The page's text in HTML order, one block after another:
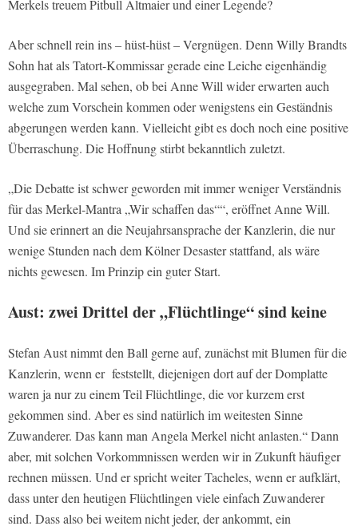
Merkels treuem Pitbull Altmaier und einer Legende?
Aber schnell rein ins – hüst-hüst – Vergnügen. Denn Willy Brandts
Sohn hat als Tatort-Kommissar gerade eine Leiche eigenhändig
ausgegraben. Mal sehen, ob bei Anne Will wider erwarten auch
welche zum Vorschein kommen oder wenigstens ein Geständnis
abgerungen werden kann. Vielleicht gibt es doch noch eine positive
Überraschung. Die Hoffnung stirbt bekanntlich zuletzt.
„Die Debatte ist schwer geworden mit immer weniger Verständnis
für das Merkel-Mantra „Wir schaffen das““, eröffnet Anne Will.
Und sie erinnert an die Neujahrsansprache der Kanzlerin, die nur
wenige Stunden nach dem Kölner Desaster stattfand, als wäre
nichts gewesen. Im Prinzip ein guter Start.
Aust: zwei Drittel der „Flüchtlinge“ sind keine
Stefan Aust nimmt den Ball gerne auf, zunächst mit Blumen für die
Kanzlerin, wenn er feststellt, diejenigen dort auf der Domplatte
waren ja nur zu einem Teil Flüchtlinge, die vor kurzem erst
gekommen sind. Aber es sind natürlich im weitesten Sinne
Zuwanderer. Das kann man Angela Merkel nicht anlasten.“ Dann
aber, mit solchen Vorkommnissen werden wir in Zukunft häufiger
rechnen müssen. Und er spricht weiter Tacheles, wenn er aufklärt,
dass unter den heutigen Flüchtlingen viele einfach Zuwanderer
sind. Dass also bei weitem nicht jeder, der ankommt, ein